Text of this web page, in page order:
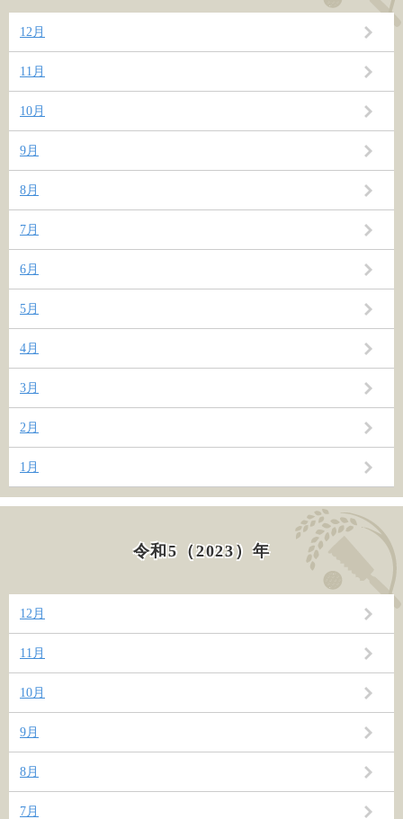
12月
11月
10月
9月
8月
7月
6月
5月
4月
3月
2月
1月
令和5（2023）年
12月
11月
10月
9月
8月
7月